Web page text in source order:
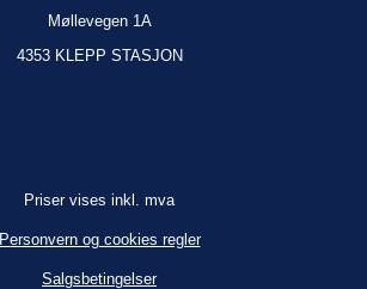
Møllevegen 1A
4353 KLEPP STASJON
Priser vises inkl. mva
Personvern og cookies regler
Salgsbetingelser